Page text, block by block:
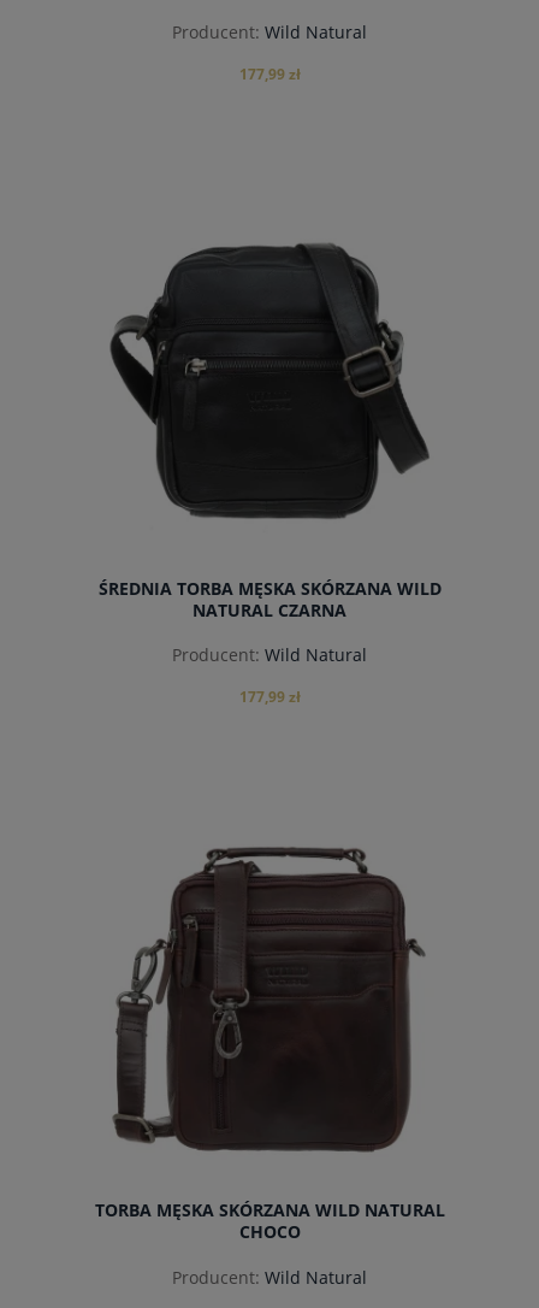
Producent: Wild Natural
177,99 zł
ŚREDNIA TORBA MĘSKA SKÓRZANA WILD
NATURAL CZARNA
Producent: Wild Natural
177,99 zł
do koszyka
TORBA MĘSKA SKÓRZANA WILD NATURAL
CHOCO
Producent: Wild Natural